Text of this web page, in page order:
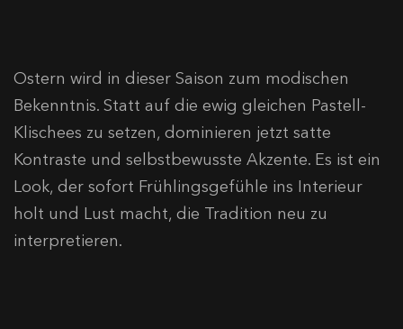
Ostern wird in dieser Saison zum modischen
Bekenntnis. Statt auf die ewig gleichen Pastell-
Klischees zu setzen, dominieren jetzt satte
Kontraste und selbstbewusste Akzente. Es ist ein
Look, der sofort Frühlingsgefühle ins Interieur
holt und Lust macht, die Tradition neu zu
interpretieren.